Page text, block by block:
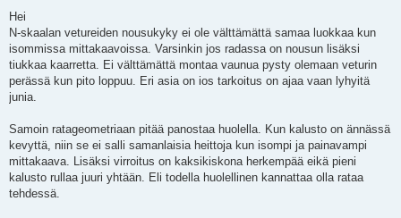
e
t
i
Hei
N-skaalan vetureiden nousukyky ei ole välttämättä samaa luokkaa kun
isommissa mittakaavoissa. Varsinkin jos radassa on nousun lisäksi
tiukkaa kaarretta. Ei välttämättä montaa vaunua pysty olemaan veturin
perässä kun pito loppuu. Eri asia on ios tarkoitus on ajaa vaan lyhyitä
junia.
Samoin ratageometriaan pitää panostaa huolella. Kun kalusto on ännässä
kevyttä, niin se ei salli samanlaisia heittoja kun isompi ja painavampi
mittakaava. Lisäksi virroitus on kaksikiskona herkempää eikä pieni
kalusto rullaa juuri yhtään. Eli todella huolellinen kannattaa olla rataa
tehdessä.